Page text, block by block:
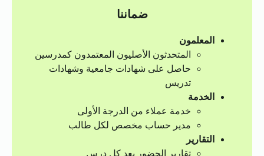
ضماننا
المعلمون
المتحدثون الأصليون المعتمدون كمدرسين
حاصل على شهادات جامعية وشهادات
تدريس
الخدمة
خدمة عملاء من الدرجة الأولى
مدير حساب مخصص لكل طالب
التقارير
تقارير الحضور بعد كل درس